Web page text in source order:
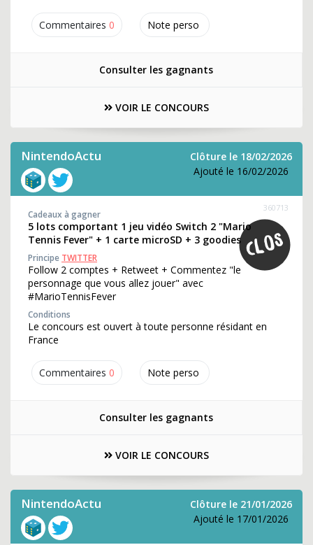
Commentaires 0 Note perso
Consulter les gagnants
VOIR LE CONCOURS
NintendoActu
Clôture le 18/02/2026
Ajouté le 16/02/2026
Commentaires 0 Note perso
360713
Cadeaux à gagner
5 lots comportant 1 jeu vidéo Switch 2 "Mario
Tennis Fever" + 1 carte microSD + 3 goodies
Principe TWITTER
Follow 2 comptes + Retweet + Commentez "le
personnage que vous allez jouer" avec
#MarioTennisFever
Conditions
Le concours est ouvert à toute personne résidant en
France
Consulter les gagnants
VOIR LE CONCOURS
NintendoActu
Clôture le 21/01/2026
Ajouté le 17/01/2026